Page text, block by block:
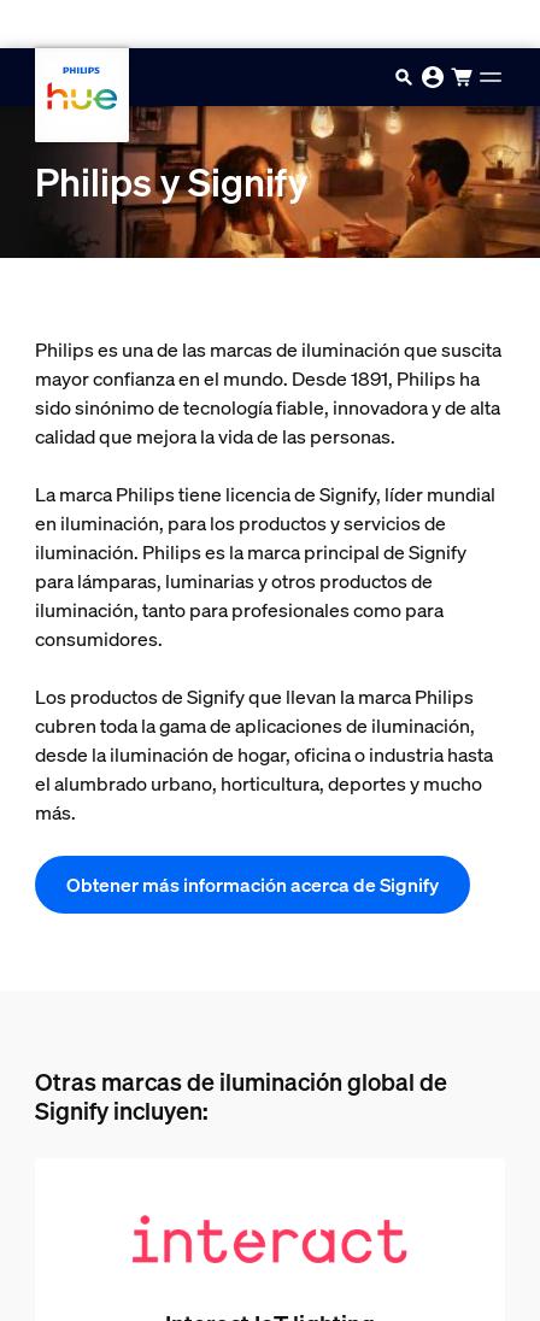
Philips y Signify
Philips es una de las marcas de iluminación que suscita
mayor confianza en el mundo. Desde 1891, Philips ha
sido sinónimo de tecnología fiable, innovadora y de alta
calidad que mejora la vida de las personas.
La marca Philips tiene licencia de Signify, líder mundial
en iluminación, para los productos y servicios de
iluminación. Philips es la marca principal de Signify
para lámparas, luminarias y otros productos de
iluminación, tanto para profesionales como para
consumidores.
Los productos de Signify que llevan la marca Philips
cubren toda la gama de aplicaciones de iluminación,
desde la iluminación de hogar, oficina o industria hasta
el alumbrado urbano, horticultura, deportes y mucho
más.
Obtener más información acerca de Signify
Otras marcas de iluminación global de
Signify incluyen: